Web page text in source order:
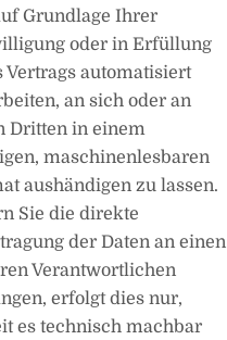
Grundlage Ihrer
oder in Erfüllung
Vertrags automatisiert
an sich oder an
Dritten in einem
maschinenlesbaren
aushändigen zu lassen.
Sie die direkte
der Daten an einen
Verantwortlichen
erfolgt dies nur,
es technisch machbar